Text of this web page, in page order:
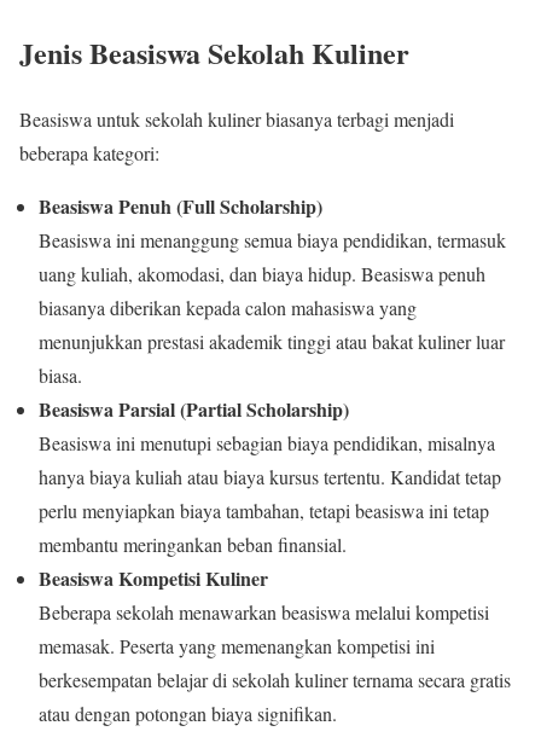
Jenis Beasiswa Sekolah Kuliner
Beasiswa untuk sekolah kuliner biasanya terbagi menjadi
beberapa kategori:
Beasiswa Penuh (Full Scholarship)
Beasiswa ini menanggung semua biaya pendidikan, termasuk
uang kuliah, akomodasi, dan biaya hidup. Beasiswa penuh
biasanya diberikan kepada calon mahasiswa yang
menunjukkan prestasi akademik tinggi atau bakat kuliner luar
biasa.
Beasiswa Parsial (Partial Scholarship)
Beasiswa ini menutupi sebagian biaya pendidikan, misalnya
hanya biaya kuliah atau biaya kursus tertentu. Kandidat tetap
perlu menyiapkan biaya tambahan, tetapi beasiswa ini tetap
membantu meringankan beban finansial.
Beasiswa Kompetisi Kuliner
Beberapa sekolah menawarkan beasiswa melalui kompetisi
memasak. Peserta yang memenangkan kompetisi ini
berkesempatan belajar di sekolah kuliner ternama secara gratis
atau dengan potongan biaya signifikan.